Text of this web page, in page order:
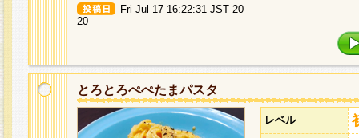
Fri Jul 17 16:22:31 JST 20
20
とろとろぺぺたまパスタ
レベル